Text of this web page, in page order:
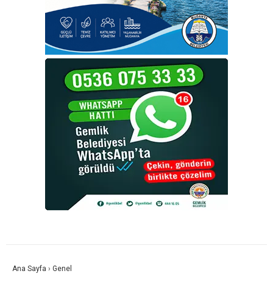
Ana Sayfa › Genel